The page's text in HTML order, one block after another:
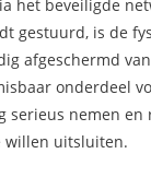
het beveiligde
gestuurd, is de
afgeschermd
onderdeel
serieus nemen en
willen uitsluiten.